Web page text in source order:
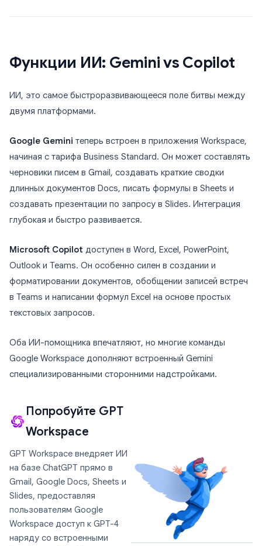
Функции ИИ: Gemini vs Copilot
ИИ, это самое быстроразвивающееся поле битвы между
двумя платформами.
Google Gemini теперь встроен в приложения Workspace,
начиная с тарифа Business Standard. Он может составлять
черновики писем в Gmail, создавать краткие сводки
длинных документов Docs, писать формулы в Sheets и
создавать презентации по запросу в Slides. Интеграция
глубокая и быстро развивается.
Microsoft Copilot доступен в Word, Excel, PowerPoint,
Outlook и Teams. Он особенно силен в создании и
форматировании документов, обобщении записей встреч
в Teams и написании формул Excel на основе простых
текстовых запросов.
Оба ИИ-помощника впечатляют, но многие команды
Google Workspace дополняют встроенный Gemini
специализированными сторонними надстройками.
Попробуйте GPT
Workspace
GPT Workspace внедряет ИИ
на базе ChatGPT прямо в
Gmail, Google Docs, Sheets и
Slides, предоставляя
пользователям Google
Workspace доступ к GPT-4
наряду со встроенными